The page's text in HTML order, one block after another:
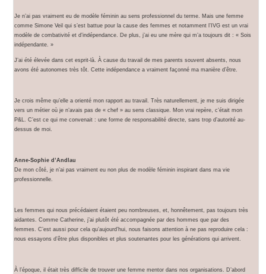
Je n’ai pas vraiment eu de modèle féminin au sens professionnel du terme. Mais une femme
comme Simone Veil qui s’est battue pour la cause des femmes et notamment l’IVG est un vrai
modèle de combativité et d’indépendance. De plus, j’ai eu une mère qui m’a toujours dit : « Sois
indépendante. »
J’ai été élevée dans cet esprit-là. À cause du travail de mes parents souvent absents, nous
avons été autonomes très tôt. Cette indépendance a vraiment façonné ma manière d’être.
Je crois même qu’elle a orienté mon rapport au travail. Très naturellement, je me suis dirigée
vers un métier où je n’avais pas de « chef » au sens classique. Mon vrai repère, c’était mon
P&L. C’est ce qui me convenait : une forme de responsabilité directe, sans trop d’autorité au-
dessus de moi.
Anne-Sophie d’Andlau
De mon côté, je n’ai pas vraiment eu non plus de modèle féminin inspirant dans ma vie
professionnelle.
Les femmes qui nous précédaient étaient peu nombreuses, et, honnêtement, pas toujours très
aidantes. Comme Catherine, j’ai plutôt été accompagnée par des hommes que par des
femmes. C’est aussi pour cela qu’aujourd’hui, nous faisons attention à ne pas reproduire cela :
nous essayons d’être plus disponibles et plus soutenantes pour les générations qui arrivent.
À l’époque, il était très difficile de trouver une femme mentor dans nos organisations. D’abord